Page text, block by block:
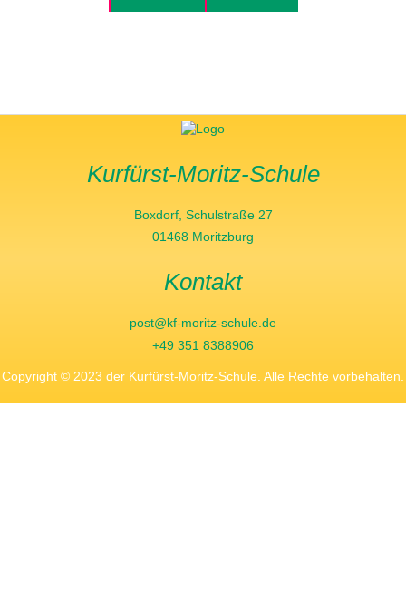
Kurfürst-Moritz-Schule
Boxdorf, Schulstraße 27
01468 Moritzburg
Kontakt
post@kf-moritz-schule.de
+49 351 8388906
Copyright © 2023 der Kurfürst-Moritz-Schule. Alle Rechte vorbehalten.